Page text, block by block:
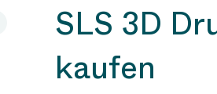
3D-
Druck
SLS 3D
kaufen